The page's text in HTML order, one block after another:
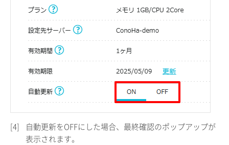
[4]
自動更新をOFFにした場合、最終確認のポップアップが
表示されます。